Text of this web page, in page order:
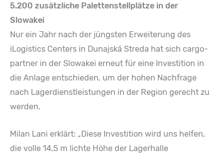
5.200 zusätzliche Palettenstellplätze in der
Slowakei
Nur ein Jahr nach der jüngsten Erweiterung des
iLogistics Centers in Dunajská Streda hat sich cargo-
partner in der Slowakei erneut für eine Investition in
die Anlage entschieden, um der hohen Nachfrage
nach Lagerdienstleistungen in der Region gerecht zu
werden.
Milan Lani erklärt: „Diese Investition wird uns helfen,
die volle 14,5 m lichte Höhe der Lagerhalle